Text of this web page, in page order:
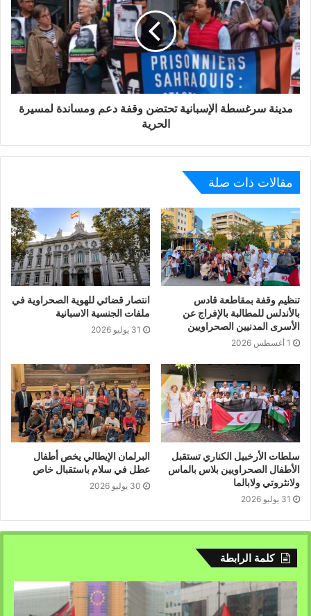
مدينة سرغسطة الإسبانية تحتضن وقفة دعم ومساندة لمسيرة
الحرية
مقالات ذات صلة
تنظيم وقفة بمقاطعة قادس
بالأندلس للمطالبة بالإفراج عن
الأسرى المدنيين الصحراويين
1 أغسطس 2026
انتصار قضائي للهوية الصحراوية في
ملفات الجنسية الاسبانية
31 يوليو 2026
سلطات الأرخبيل الكناري تستقبل
الأطفال الصحراويين بلاس بالماس
ولانثروتي ولابالما
31 يوليو 2026
البرلمان الإيطالي يخص أطفال
عطل في سلام باستقبال خاص
30 يوليو 2026
كلمة الرابطة